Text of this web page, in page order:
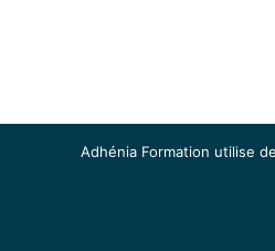
Adhénia Formation utilise